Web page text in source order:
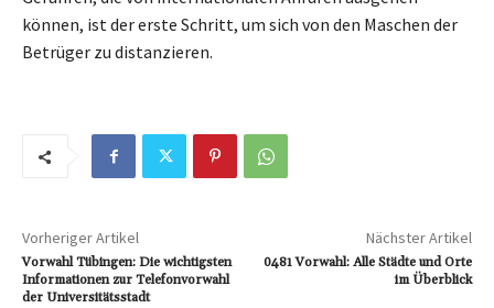
können, ist der erste Schritt, um sich von den Maschen der
Betrüger zu distanzieren.
Vorheriger Artikel
Vorwahl Tübingen: Die wichtigsten
Informationen zur Telefonvorwahl
der Universitätsstadt
Nächster Artikel
0481 Vorwahl: Alle Städte und Orte
im Überblick